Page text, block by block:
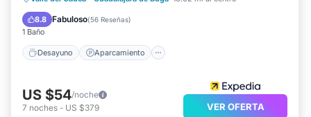
8.8 Fabuloso(56 Reseñas)
1 Baño
Desayuno Aparcamiento
Balcón/Terraza
US $54/noche
7 noches - US $379 VER OFERTA